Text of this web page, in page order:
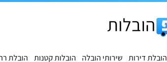
הובלת דירות שירותי הובלה הובלות קטנות הובלת